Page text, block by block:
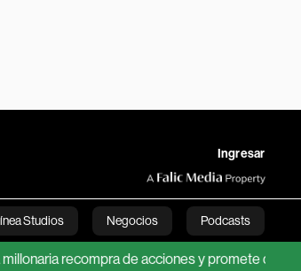
Ingresar
Studios Negocios Podcasts
recompra de acciones y promete duplicar el